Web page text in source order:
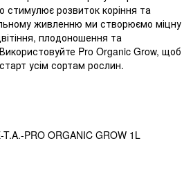
стимулює розвиток коріння та
живленню ми створюємо міцну
плодоношення та
Pro Organic Grow, щоб
усім сортам рослин.
T.A.-PRO ORGANIC GROW 1L